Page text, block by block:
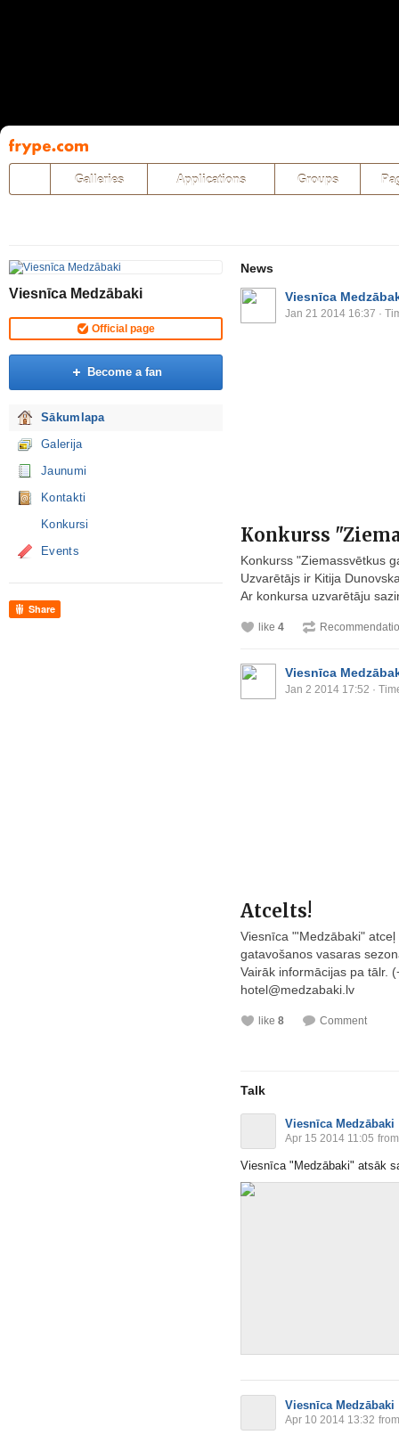
Pāriet
uz
saturu
Galleries Applications Groups
Viesnīca Medzābaki
Official page
Become a fan
Sākumlapa
Galerija
Jaunumi
Kontakti
Konkursi
Events
Share
News
Viesnīca
Jan 21 2014 16:37 ·
Konkurss
Konkurss "Ziemassvētkus
Uzvarētājs ir Kitija
Ar konkursa uzvarētāju
like 4
Viesnīca
Jan 2 2014 17:52 ·
Atcelts!
Viesnīca "'Medzābaki"
gatavošanos vasaras
Vairāk informācijas pa tālr.
hotel@medzabaki.lv
like 8 Comment
Talk
Viesnīca Medzābaki
Apr 15 2014 11:05
Viesnīca "Medzābaki" atsāk
Viesnīca Medzābaki
Apr 10 2014 13:32